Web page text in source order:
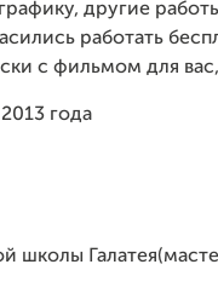
другие
работать
с фильмом для
года
школы